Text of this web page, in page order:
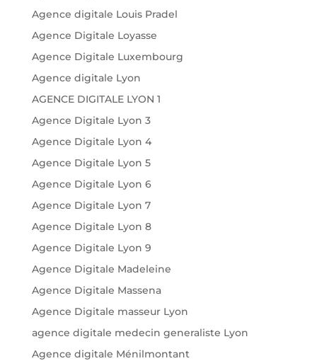
Agence digitale Louis Pradel
Agence Digitale Loyasse
Agence Digitale Luxembourg
Agence digitale Lyon
AGENCE DIGITALE LYON 1
Agence Digitale Lyon 3
Agence Digitale Lyon 4
Agence Digitale Lyon 5
Agence Digitale Lyon 6
Agence Digitale Lyon 7
Agence Digitale Lyon 8
Agence Digitale Lyon 9
Agence Digitale Madeleine
Agence Digitale Massena
Agence Digitale masseur Lyon
agence digitale medecin generaliste Lyon
Agence digitale Ménilmontant